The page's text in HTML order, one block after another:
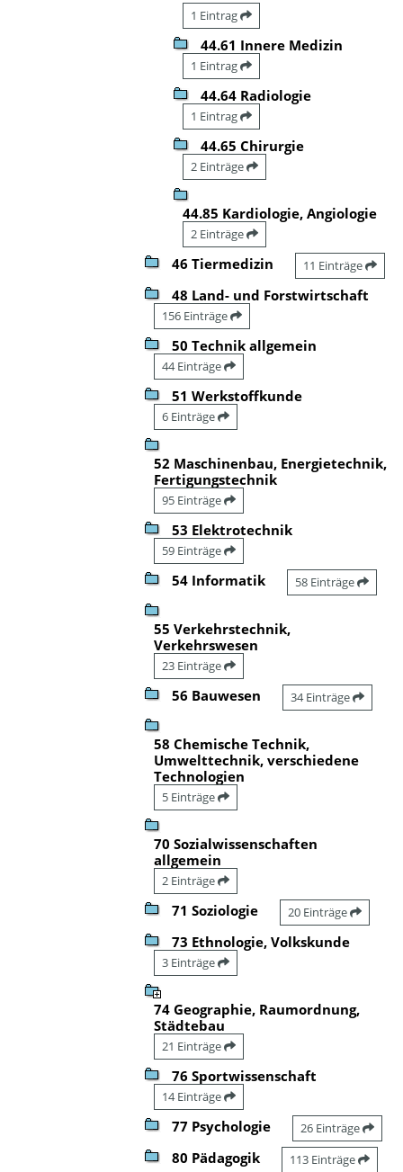
1 Eintrag
44.61 Innere Medizin
1 Eintrag
44.64 Radiologie
1 Eintrag
44.65 Chirurgie
2 Einträge
44.85 Kardiologie, Angiologie
2 Einträge
46 Tiermedizin 11 Einträge
48 Land- und Forstwirtschaft
156 Einträge
50 Technik allgemein
44 Einträge
51 Werkstoffkunde
6 Einträge
52 Maschinenbau, Energietechnik,
Fertigungstechnik
95 Einträge
53 Elektrotechnik
59 Einträge
54 Informatik 58 Einträge
55 Verkehrstechnik,
Verkehrswesen
23 Einträge
56 Bauwesen 34 Einträge
58 Chemische Technik,
Umwelttechnik, verschiedene
Technologien
5 Einträge
70 Sozialwissenschaften
allgemein
2 Einträge
71 Soziologie 20 Einträge
73 Ethnologie, Volkskunde
3 Einträge
74 Geographie, Raumordnung,
Städtebau
21 Einträge
76 Sportwissenschaft
14 Einträge
77 Psychologie 26 Einträge
80 Pädagogik 113 Einträge